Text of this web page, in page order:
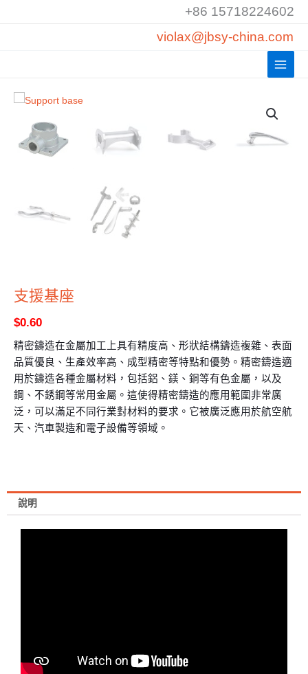
+86 15718224602
violax@jbsy-china.com
支援基座
$0.60
精密鑄造在金屬加工上具有精度高、形狀結構鑄造複雜、表面
品質優良、生產效率高、成型精密等特點和優勢。精密鑄造適
用於鑄造各種金屬材料，包括鋁、鎂、銅等有色金屬，以及
鋼、不銹鋼等常用金屬。這使得精密鑄造的應用範圍非常廣
泛，可以滿足不同行業對材料的要求。它被廣泛應用於航空航
天、汽車製造和電子設備等領域。
說明